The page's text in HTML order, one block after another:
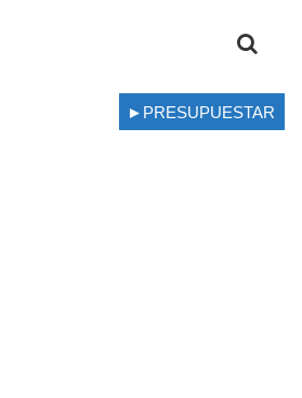
►PRESUPUESTAR